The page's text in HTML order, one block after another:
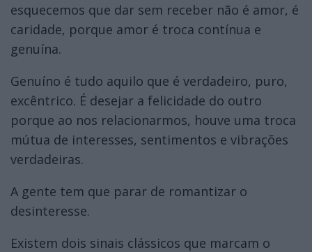
esquecemos que dar sem receber não é amor, é
caridade, porque amor é troca contínua e
genuína.
Genuíno é tudo aquilo que é verdadeiro, puro,
excêntrico. É desejar a felicidade do outro
porque ao nos relacionarmos, houve uma troca
mútua de interesses, sentimentos e vibrações
verdadeiras.
A gente tem que parar de romantizar o
desinteresse.
Existem dois sinais clássicos que marcam o